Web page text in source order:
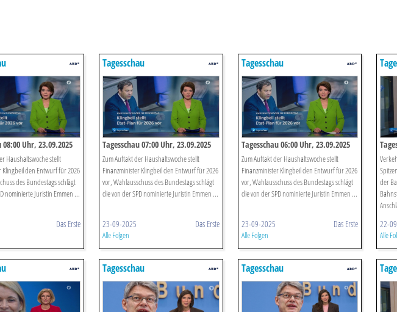
08:00 Uhr, 23.09.2025
Haushaltswoche stellt
Klingbeil den Entwurf für 2026
des Bundestags schlägt
nominierte Juristin Emmen ...
Das Erste
Tagesschau
Tagesschau 07:00 Uhr, 23.09.2025
Zum Auftakt der Haushaltswoche stellt
Finanzminister Klingbeil den Entwurf für 2026
vor, Wahlausschuss des Bundestags schlägt
die von der SPD nominierte Juristin Emmen ...
23-09-2025 Das Erste
Alle Folgen
Tagesschau
Tagesschau 06:00 Uhr, 23.09.2025
Zum Auftakt der Haushaltswoche stellt
Finanzminister Klingbeil den Entwurf für 2026
vor, Wahlausschuss des Bundestags schlägt
die von der SPD nominierte Juristin Emmen ...
23-09-2025 Das Erste
Alle Folgen
der
22-
Alle
Tagesschau Tagesschau